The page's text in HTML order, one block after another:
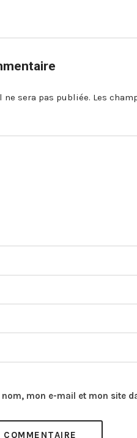
ne sera pas publiée. Les
mon e-mail et mon site